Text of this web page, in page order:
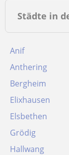
Städte in
Anif
Anthering
Bergheim
Elixhausen
Elsbethen
Grödig
Hallwang